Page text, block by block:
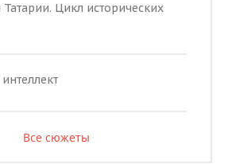
Цикл исторических
Все сюжеты